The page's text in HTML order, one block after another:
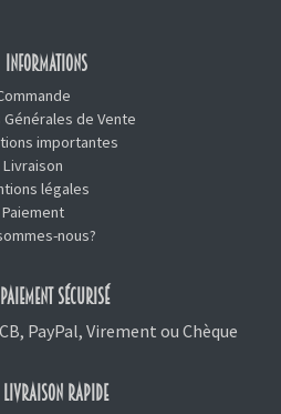
INFORMATIONS
de Vente
importantes
Livraison
légales
Paiement
nous?
PAIEMENT SÉCURISÉ
PayPal, Virement ou Chèque
LIVRAISON RAPIDE